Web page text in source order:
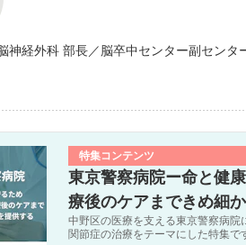
東京警察病院 脳神経外科 部長／脳卒中センター副セン
特集コンテンツ
東京警察病院ー命と健
療後のケアまできめ細
中野区の医療を支える東京警察病
関節症の治療をテーマにした特集で